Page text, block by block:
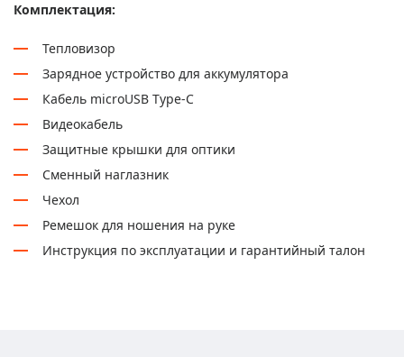
Комплектация:
Тепловизор
Зарядное устройство для аккумулятора
Кабель microUSB Type-C
Видеокабель
Защитные крышки для оптики
Сменный наглазник
Чехол
Ремешок для ношения на руке
Инструкция по эксплуатации и гарантийный талон